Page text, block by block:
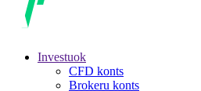
Investuok
CFD konts
Brokeru konts